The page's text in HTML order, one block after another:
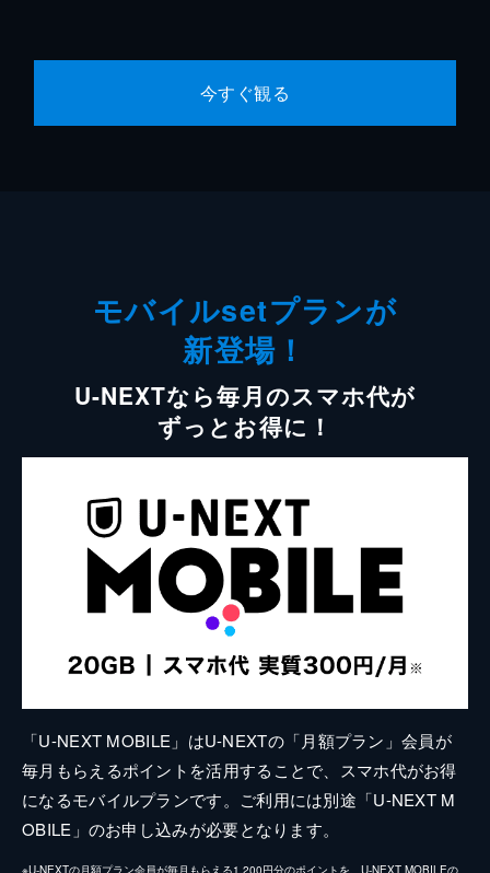
今すぐ観る
モバイルsetプランが
新登場！
U-NEXTなら毎月のスマホ代が
ずっとお得に！
「U-NEXT MOBILE」はU-NEXTの「月額プラン」会員が
毎月もらえるポイントを活用することで、スマホ代がお得
になるモバイルプランです。ご利用には別途「U-NEXT M
OBILE」のお申し込みが必要となります。
※U-NEXTの月額プラン会員が毎月もらえる1,200円分のポイントを、U-NEXT MOBILEの